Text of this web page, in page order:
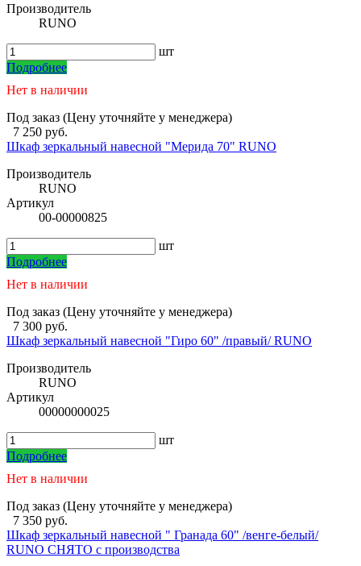
Производитель
RUNO
шт
Подробнее
Нет в наличии
Под заказ (Цену уточняйте у менеджера)
7 250 руб.
Шкаф зеркальный навесной "Мерида 70" RUNO
Производитель
RUNO
Артикул
00-00000825
шт
Подробнее
Нет в наличии
Под заказ (Цену уточняйте у менеджера)
7 300 руб.
Шкаф зеркальный навесной "Гиро 60" /правый/ RUNO
Производитель
RUNO
Артикул
00000000025
шт
Подробнее
Нет в наличии
Под заказ (Цену уточняйте у менеджера)
7 350 руб.
Шкаф зеркальный навесной " Гранада 60" /венге-белый/
RUNO СНЯТО с производства